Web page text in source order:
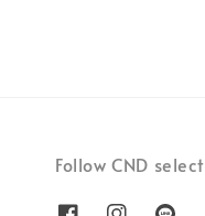
Follow CND select